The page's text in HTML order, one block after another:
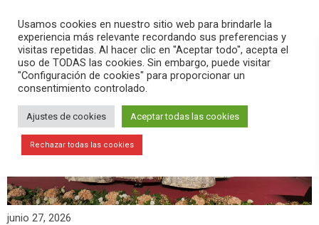
search menu pause PLAY
junio 27, 2026
Usamos cookies en nuestro sitio web para brindarle la
experiencia más relevante recordando sus preferencias y
visitas repetidas. Al hacer clic en "Aceptar todo", acepta el
uso de TODAS las cookies. Sin embargo, puede visitar
"Configuración de cookies" para proporcionar un
consentimiento controlado.
Ajustes de cookies Aceptar todas las cookies
Rechazar todas las cookies